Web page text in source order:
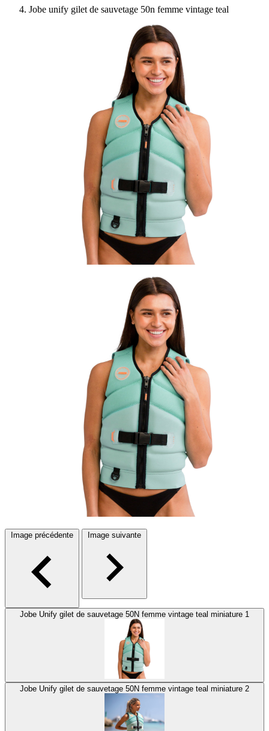
Jobe unify gilet de sauvetage 50n femme vintage teal
Image précédente Image suivante
Jobe Unify gilet de sauvetage 50N femme vintage teal miniature 1
Jobe Unify gilet de sauvetage 50N femme vintage teal miniature 2